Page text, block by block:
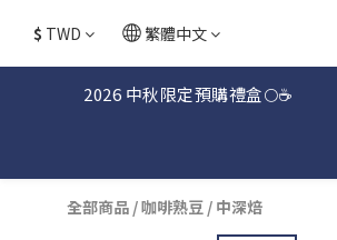
$ TWD 繁體中文
2026 中秋限定預購禮盒🌕☕
全部商品 /咖啡熟豆 / 中深焙